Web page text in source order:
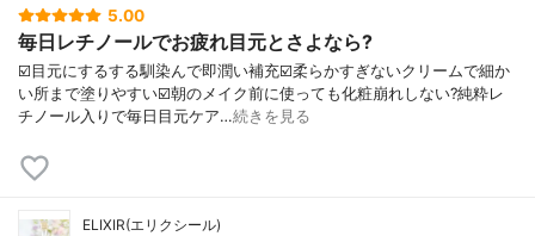
5.00
毎日レチノールでお疲れ目元とさよなら?
☑️目元にするする馴染んで即潤い補充☑️柔らかすぎないクリームで細か
い所まで塗りやすい☑️朝のメイク前に使っても化粧崩れしない?純粋レ
チノール入りで毎日目元ケア…続きを見る
ELIXIR(エリクシール)